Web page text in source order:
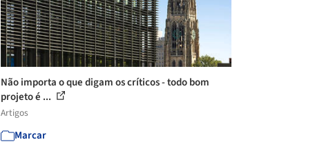
Não importa o que digam os críticos - todo bom
projeto é ...
Artigos
Marcar